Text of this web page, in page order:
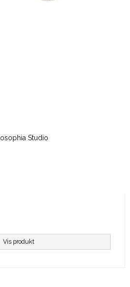
Studio
Vis produkt